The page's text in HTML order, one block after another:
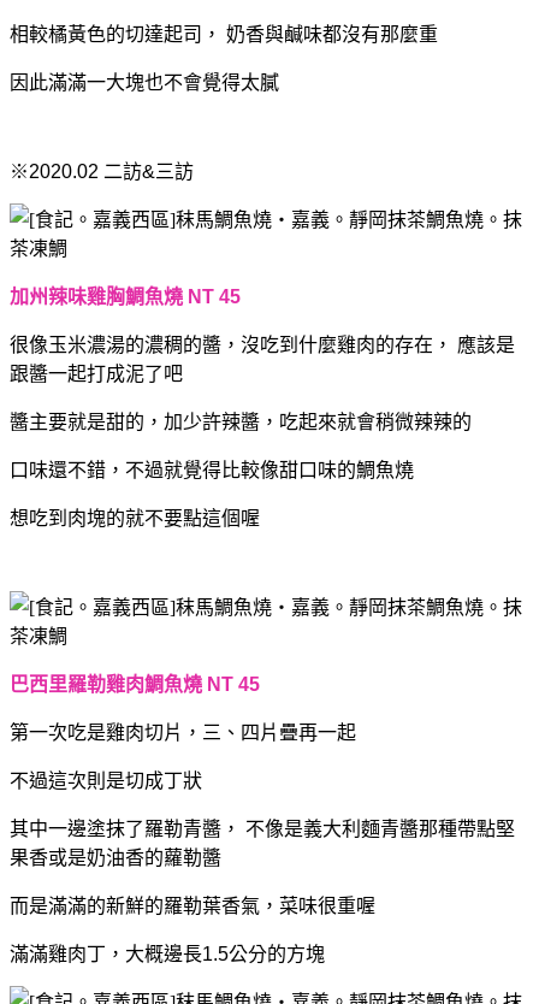
相較橘黃色的切達起司， 奶香與鹹味都沒有那麼重
因此滿滿一大塊也不會覺得太膩
※2020.02 二訪&三訪
加州辣味雞胸鯛魚燒 NT 45
很像玉米濃湯的濃稠的醬，沒吃到什麼雞肉的存在，
應該是
跟醬一起打成泥了吧
醬主要就是甜的，加少許辣醬，吃起來就會稍微辣辣的
口味還不錯，不過就覺得比較像甜口味的鯛魚燒
想吃到肉塊的就不要點這個喔
巴西里羅勒雞肉鯛魚燒 NT 45
第一次吃是雞肉切片，三、四片疊再一起
不過這次則是切成丁狀
其中一邊塗抹了羅勒青醬，
不像是義大利麵青醬那種帶點堅
果香或是奶油香的蘿勒醬
而是滿滿的新鮮的羅勒葉香氣，菜味很重喔
滿滿雞肉丁，大概邊長1.5公分的方塊